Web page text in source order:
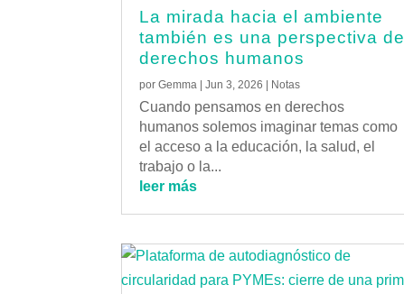
La mirada hacia el ambiente
también es una perspectiva de
derechos humanos
porGemma |Jun 3, 2026 | Notas
Cuando pensamos en derechos
humanos solemos imaginar temas como
el acceso a la educación, la salud, el
trabajo o la...
leer más